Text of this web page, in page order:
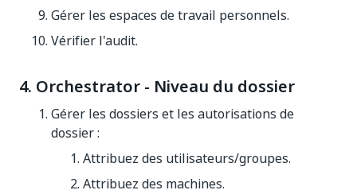
Gérer les espaces de travail personnels.
Vérifier l'audit.
4. Orchestrator - Niveau du dossier
Gérer les dossiers et les autorisations de
dossier :
Attribuez des utilisateurs/groupes.
Attribuez des machines.